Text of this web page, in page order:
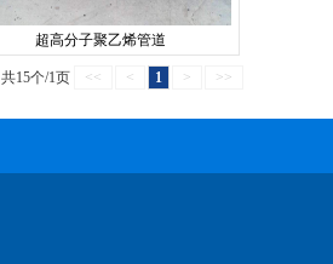
超高分子聚乙烯管道
共15个/1页 << < 1 > >>